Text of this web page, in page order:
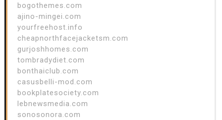
bogothemes.com
ajino-mingei.com
yourfreehost.info
cheapnorthfacejacketsm.com
gurjoshhomes.com
tombradydiet.com
bonthaiclub.com
casusbelli-mod.com
bookplatesociety.com
lebnewsmedia.com
sonosonora.com